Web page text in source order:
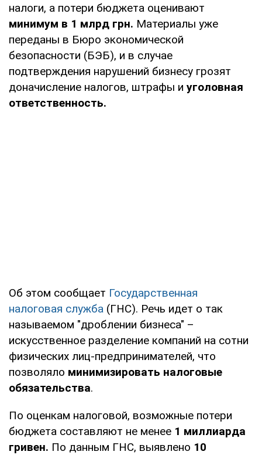
налоги, а потери бюджета оценивают
минимум в 1 млрд грн. Материалы уже
переданы в Бюро экономической
безопасности (БЭБ), и в случае
подтверждения нарушений бизнесу грозят
доначисление налогов, штрафы и уголовная
ответственность.
Об этом сообщает Государственная
налоговая служба (ГНС). Речь идет о так
называемом "дроблении бизнеса" –
искусственное разделение компаний на сотни
физических лиц-предпринимателей, что
позволяло минимизировать налоговые
обязательства.
По оценкам налоговой, возможные потери
бюджета составляют не менее 1 миллиарда
гривен. По данным ГНС, выявлено 10